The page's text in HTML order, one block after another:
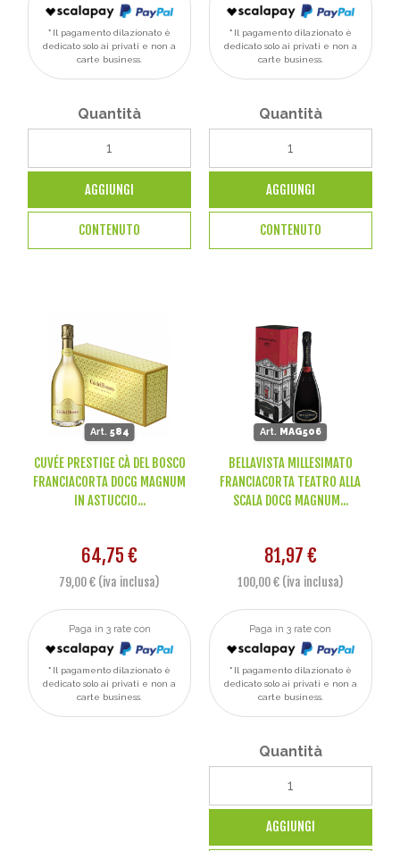
Il pagamento dilazionato è
dedicato solo ai privati e non a
carte business.
Quantità
AGGIUNGI
CONTENUTO
Il pagamento dilazionato è
dedicato solo ai privati e non a
carte business.
Quantità
AGGIUNGI
CONTENUTO
Art. 584
CUVÉE PRESTIGE CÀ DEL BOSCO
FRANCIACORTA DOCG MAGNUM
IN ASTUCCIO...
64,75 €
79,00 € (iva inclusa)
Paga in 3 rate con
Il pagamento dilazionato è
dedicato solo ai privati e non a
carte business.
Art. MAG506
BELLAVISTA MILLESIMATO
FRANCIACORTA TEATRO ALLA
SCALA DOCG MAGNUM...
81,97 €
100,00 € (iva inclusa)
Paga in 3 rate con
Il pagamento dilazionato è
dedicato solo ai privati e non a
carte business.
Quantità
AGGIUNGI